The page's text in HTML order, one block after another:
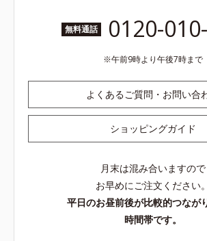
無料通話 0120-
午前9時より午後7時まで
よくあるご質問・お問い合
ショッピングガイド
月末は混み合いますので
お早めにご注文ください。
平日のお昼前後が比較的つなが
時間帯です。